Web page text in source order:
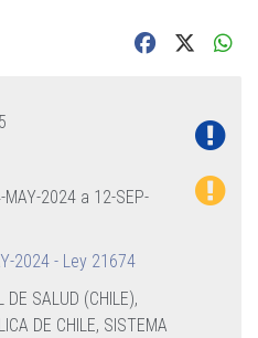
MAY-2024 a 12-SEP-
2024 - Ley 21674
DE SALUD (CHILE),
DE CHILE, SISTEMA